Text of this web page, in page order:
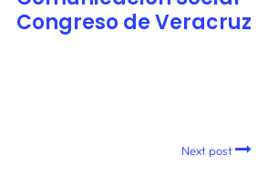
Congreso de Veracruz
Next post